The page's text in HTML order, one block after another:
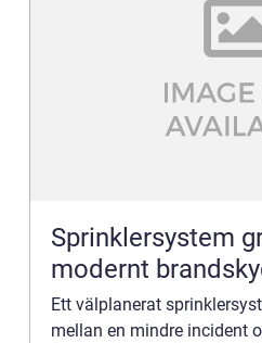
Sprinklersystem grunden i ett
modernt
Ett välplanerat
mellan en mindre incident